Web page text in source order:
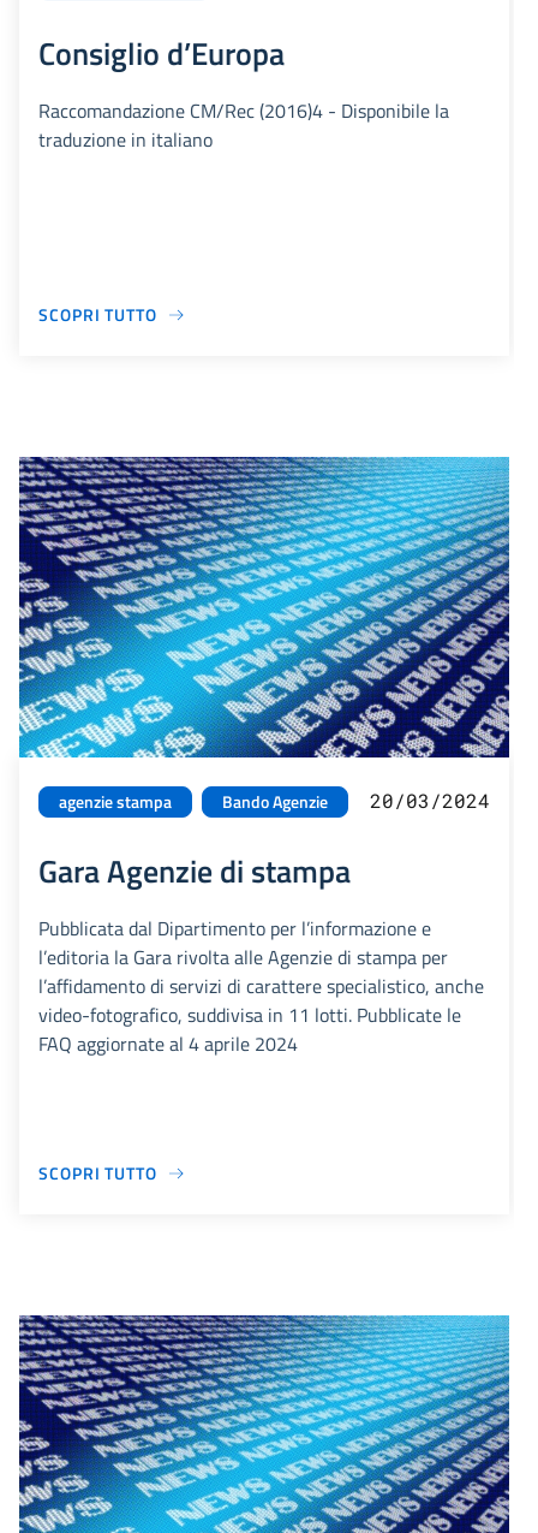
Consiglio d’Europa
Raccomandazione CM/Rec (2016)4 - Disponibile la
traduzione in italiano
SCOPRI TUTTO
agenzie stampa Bando Agenzie 20/03/2024
Gara Agenzie di stampa
Pubblicata dal Dipartimento per l’informazione e
l’editoria la Gara rivolta alle Agenzie di stampa per
l’affidamento di servizi di carattere specialistico, anche
video-fotografico, suddivisa in 11 lotti. Pubblicate le
FAQ aggiornate al 4 aprile 2024
SCOPRI TUTTO